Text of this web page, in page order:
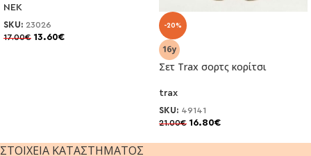
NEK
SKU: 23026
17.00€ 13.60€
-20%
Σετ Trax σορτς κορίτσι
trax
SKU: 49141
21.00€ 16.80€
ΣΤΟΙΧΕΊΑ ΚΑΤΑΣΤΉΜΑΤΟΣ